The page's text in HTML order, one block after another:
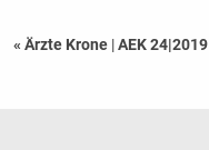
« Ärzte Krone |AEK 24|2019